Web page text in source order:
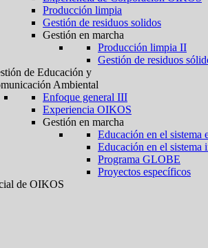
Producción limpia
Gestión de residuos solidos
Gestión en marcha
Producción limpia II
Gestión de residuos
de Educación y
Ambiental
Enfoque general III
Experiencia OIKOS
Gestión en marcha
Educación en el sistema
Educación en el sistema
Programa GLOBE
Proyectos específicos
de OIKOS